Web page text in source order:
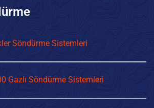
Söndürme Sistemleri
Gazlı Söndürme Sistemleri